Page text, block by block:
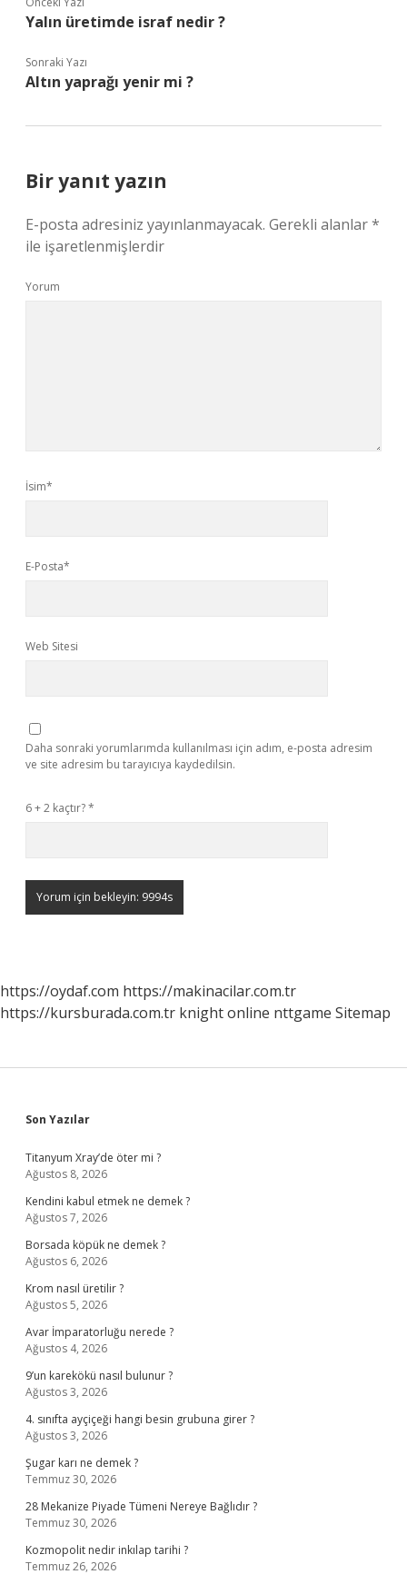
Yalın üretimde israf nedir ?
Sonraki Yazı
Altın yaprağı yenir mi ?
Bir yanıt yazın
E-posta adresiniz yayınlanmayacak. Gerekli alanlar*
ile işaretlenmişlerdir
Yorum
İsim*
E-Posta*
Web Sitesi
Daha sonraki yorumlarımda kullanılması için adım, e-posta adresim
ve site adresim bu tarayıcıya kaydedilsin.
6 + 2 kaçtır?*
https://oydaf.com https://makinacilar.com.tr
https://kursburada.com.tr knight online nttgame Sitemap
Sidebar
Son Yazılar
Titanyum Xray’de öter mi ?
Ağustos 8, 2026
Kendini kabul etmek ne demek ?
Ağustos 7, 2026
Borsada köpük ne demek ?
Ağustos 6, 2026
Krom nasıl üretilir ?
Ağustos 5, 2026
Avar İmparatorluğu nerede ?
Ağustos 4, 2026
9’un karekökü nasıl bulunur ?
Ağustos 3, 2026
4. sınıfta ayçiçeği hangi besin grubuna girer ?
Ağustos 3, 2026
Şugar karı ne demek ?
Temmuz 30, 2026
28 Mekanize Piyade Tümeni Nereye Bağlıdır ?
Temmuz 30, 2026
Kozmopolit nedir inkılap tarihi ?
Temmuz 26, 2026